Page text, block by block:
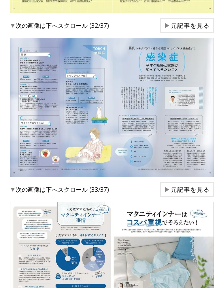
▼次の画像は下へスクロール (32/37) ▶元記事を見る
▼次の画像は下へスクロール (33/37) ▶元記事を見る